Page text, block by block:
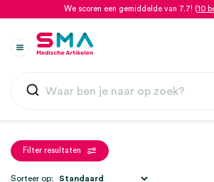
We scoren een gemiddelde van 7.7! (10
Filter resultaten
Sorteer op: